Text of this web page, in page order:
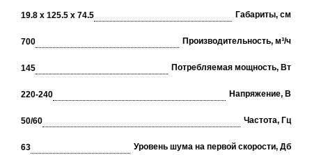
19.8 x 125.5 x 74.5 Габариты, см
700 Производительность, м³/ч
145 Потребляемая мощность, Вт
220-240 Напряжение, В
50/60 Частота, Гц
63 Уровень шума на первой скорости, Дб